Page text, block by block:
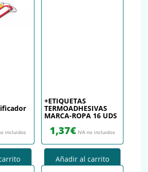
incluidos
+ETIQUETAS
TERMOADHESIVAS
MARCA-ROPA 16 UDS
1,37€ IVA no incluidos
Añadir al carrito